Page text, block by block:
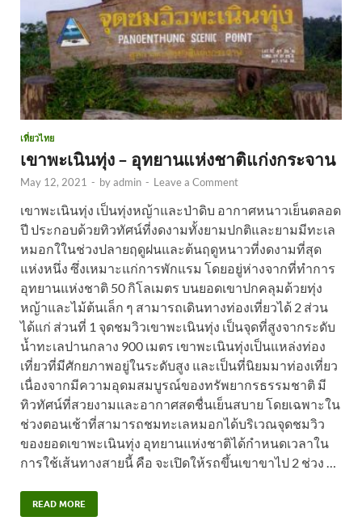
เที่ยวไทย
เขาพะเนินทุ่ง – อุทยานแห่งชาติแก่งกระจาน
May 12, 2021 - byadmin - Leave a Comment
เขาพะเนินทุ่ง เป็นทุ่งหญ้าและป่าดิบ อากาศหนาวเย็นตลอด
ปี ประกอบด้วยทิวทัศน์ที่งดงามทั้งยามปกติและยามมีทะเล
หมอกใในช่วงปลายฤดูฝนและต้นฤดูหนาวที่งดงามที่สุด
แห่งหนึ่ง ซึ่งเหมาะแก่การพักแรม โดยอยู่ห่างจากที่ทำการ
อุทยานแห่งชาติ 50 กิโลเมตร บนยอดเขาปกคลุมด้วยทุ่ง
หญ้าและไม้ต้นเล็ก ๆ สามารถเดินทางท่องเที่ยวได้ 2 ส่วน
ได้แก่ ส่วนที่ 1 จุดชมวิวเขาพะเนินทุ่ง เป็นจุดที่สูงจากระดับ
น้ำทะเลปานกลาง 900 เมตร เขาพะเนินทุ่งเป็นแหล่งท่อง
เที่ยวที่มีศักยภาพอยู่ในระดับสูง และเป็นที่นิยมมาท่องเที่ยว
เนื่องจากมีความอุดมสมบูรณ์ของทรัพยากรธรรมชาติ มี
ทิวทัศน์ที่สวยงามและอากาศสดชื่นเย็นสบาย โดยเฉพาะใน
ช่วงตอนเช้าที่สามารถชมทะเลหมอกได้บริเวณจุดชมวิว
ของยอดเขาพะเนินทุ่ง อุทยานแห่งชาติได้กำหนดเวลาใน
การใช้เส้นทางสายนี้ คือ จะเปิดให้รถขึ้นเขาขาไป 2 ช่วง …
READ MORE